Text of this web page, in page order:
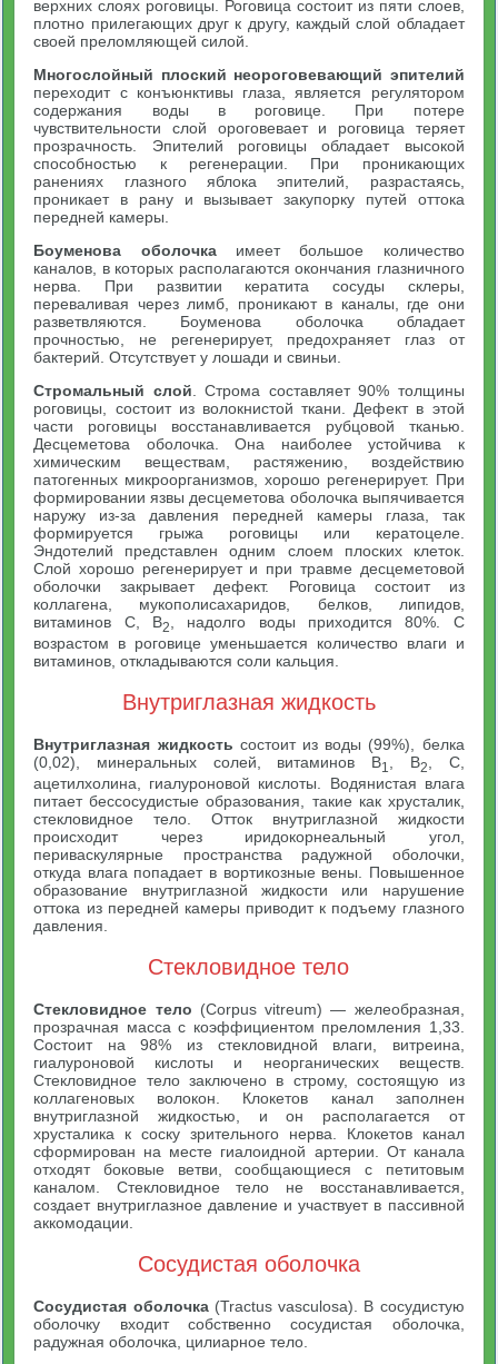
верхних слоях роговицы. Роговица состоит из пяти слоев,
плотно прилегающих друг к другу, каждый слой обладает
своей преломляющей силой.
Многослойный плоский неороговевающий эпителий
переходит с конъюнктивы глаза, является регулятором
содержания воды в роговице. При потере
чувствительности слой ороговевает и роговица теряет
прозрачность. Эпителий роговицы обладает высокой
способностью к регенерации. При проникающих
ранениях глазного яблока эпителий, разрастаясь,
проникает в рану и вызывает закупорку путей оттока
передней камеры.
Боуменова оболочкаимеет большое количество
каналов, в которых располагаются окончания глазничного
нерва. При развитии кератита сосуды склеры,
переваливая через лимб, проникают в каналы, где они
разветвляются. Боуменова оболочка обладает
прочностью, не регенерирует, предохраняет глаз от
бактерий. Отсутствует у лошади и свиньи.
Стромальный слой . Строма составляет 90% толщины
роговицы, состоит из волокнистой ткани. Дефект в этой
части роговицы восстанавливается рубцовой тканью.
Десцеметова оболочка. Она наиболее устойчива к
химическим веществам, растяжению, воздействию
патогенных микроорганизмов, хорошо регенерирует. При
формировании язвы десцеметова оболочка выпячивается
наружу из-за давления передней камеры глаза, так
формируется грыжа роговицы или кератоцеле.
Эндотелий представлен одним слоем плоских клеток.
Слой хорошо регенерирует и при травме десцеметовой
оболочки закрывает дефект. Роговица состоит из
коллагена, мукополисахаридов, белков, липидов,
витаминов С, В2
, надолго воды приходится 80%. С
возрастом в роговице уменьшается количество влаги и
витаминов, откладываются соли кальция.
Внутриглазная жидкость
Внутриглазная жидкость состоит из воды (99%), белка
(0,02), минеральных солей, витаминов В1 , В2
, С,
ацетилхолина, гиалуроновой кислоты. Водянистая влага
питает бессосудистые образования, такие как хрусталик,
стекловидное тело. Отток внутриглазной жидкости
происходит через иридокорнеальный угол,
периваскулярные пространства радужной оболочки,
откуда влага попадает в вортикозные вены. Повышенное
образование внутриглазной жидкости или нарушение
оттока из передней камеры приводит к подъему глазного
давления.
Стекловидное тело
Стекловидное тело (Corpus vitreum) — желеобразная,
прозрачная масса с коэффициентом преломления 1,33.
Состоит на 98% из стекловидной влаги, витреина,
гиалуроновой кислоты и неорганических веществ.
Стекловидное тело заключено в строму, состоящую из
коллагеновых волокон. Клокетов канал заполнен
внутриглазной жидкостью, и он располагается от
хрусталика к соску зрительного нерва. Клокетов канал
сформирован на месте гиалоидной артерии. От канала
отходят боковые ветви, сообщающиеся с петитовым
каналом. Стекловидное тело не восстанавливается,
создает внутриглазное давление и участвует в пассивной
аккомодации.
Сосудистая оболочка
Сосудистая оболочка(Tractus vasculosa). В сосудистую
оболочку входит собственно сосудистая оболочка,
радужная оболочка, цилиарное тело.